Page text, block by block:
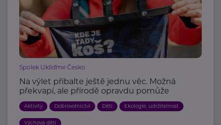
Spolek Ukliďme Česko
Na výlet přibalte ještě jednu věc. Možná
překvapí, ale přírodě opravdu pomůže
Aktivity Dobrovolnictví Děti Ekologie, udržitelnost
Výchova dětí